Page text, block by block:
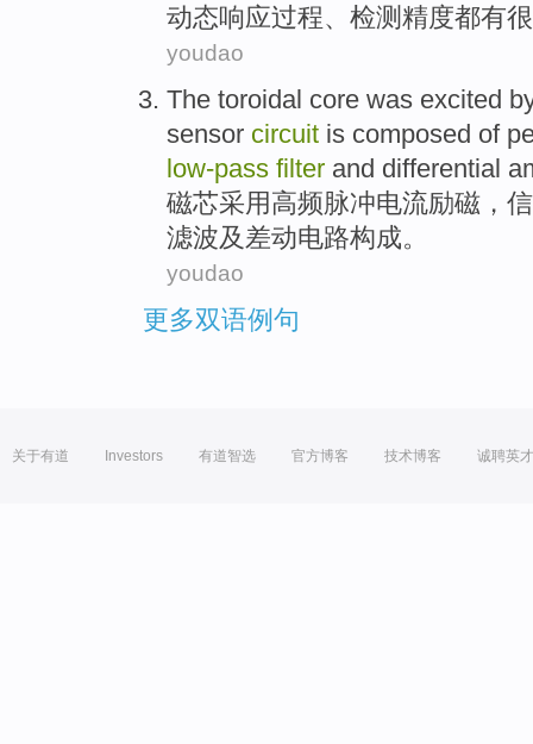
动态响应过程、检测 精度都有
youdao
The toroidal core was excited
sensor circuit is composed of
low-pass filter and differential
磁芯采用高频脉冲电流励磁，
滤波及 差动电路构成。
youdao
更多双语例句
关于有道 Investors 有道智选 官方博客 技术博客 诚聘英才